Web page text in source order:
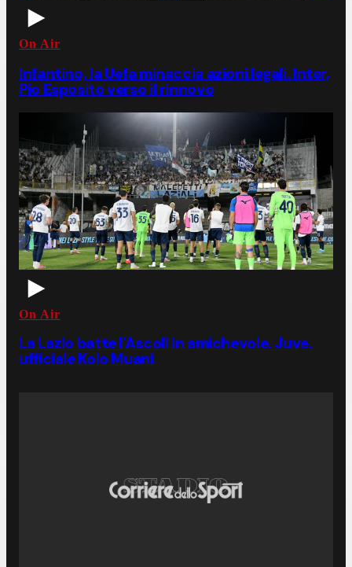
On Air
Infantino, la Uefa minaccia azioni legali. Inter,
Pio Esposito verso il rinnovo
On Air
La Lazio batte l'Ascoli in amichevole. Juve.
ufficiale Kolo Muani